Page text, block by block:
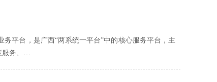
平台，是广西“两系统一平台”中的核心服务平台，主
服务、…